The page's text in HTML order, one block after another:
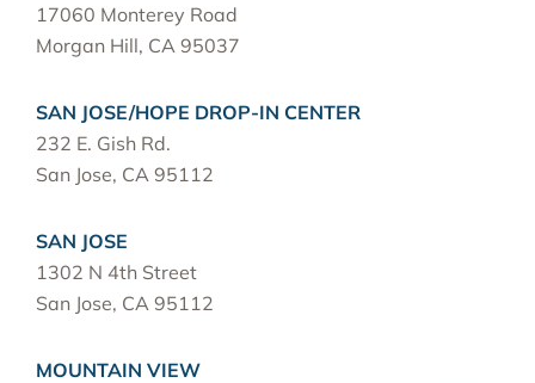
17060 Monterey Road
Morgan Hill, CA 95037
SAN JOSE/HOPE DROP-IN CENTER
232 E. Gish Rd.
San Jose, CA 95112
SAN JOSE
1302 N 4th Street
San Jose, CA 95112
MOUNTAIN VIEW